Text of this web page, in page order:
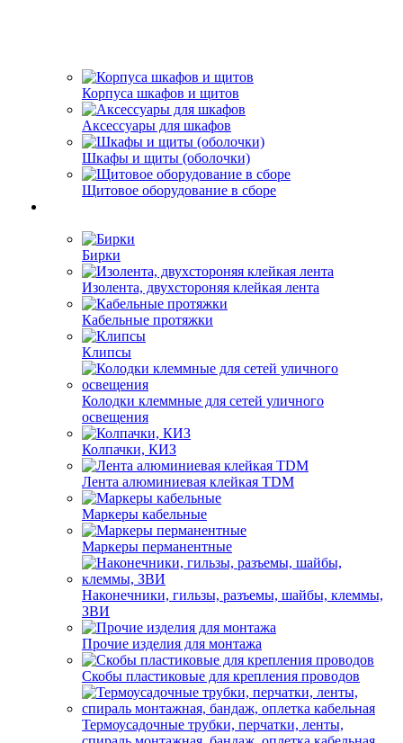
Корпуса шкафов и щитов
Аксессуары для шкафов
Шкафы и щиты (оболочки)
Щитовое оборудование в сборе
Бирки
Изолента, двухстороняя клейкая лента
Кабельные протяжки
Клипсы
Колодки клеммные для сетей уличного
освещения
Колпачки, КИЗ
Лента алюминиевая клейкая TDM
Маркеры кабельные
Маркеры перманентные
Наконечники, гильзы, разъемы, шайбы, клеммы,
ЗВИ
Прочие изделия для монтажа
Скобы пластиковые для крепления проводов
Термоусадочные трубки, перчатки, ленты,